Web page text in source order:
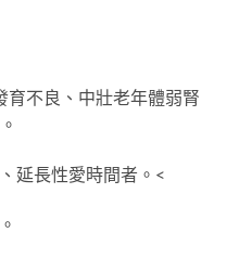
育不良、中壯老年體弱腎
延長性愛時間者。 <